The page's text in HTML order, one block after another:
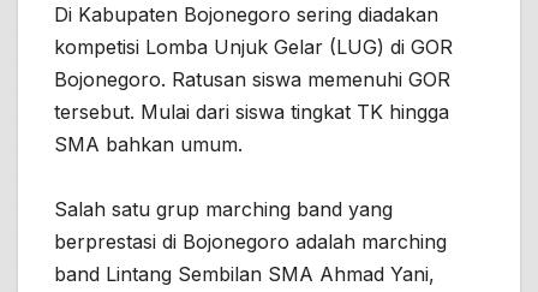
Di Kabupaten Bojonegoro sering diadakan
kompetisi Lomba Unjuk Gelar (LUG) di GOR
Bojonegoro. Ratusan siswa memenuhi GOR
tersebut. Mulai dari siswa tingkat TK hingga
SMA bahkan umum.
Salah satu grup marching band yang
berprestasi di Bojonegoro adalah marching
band Lintang Sembilan SMA Ahmad Yani,